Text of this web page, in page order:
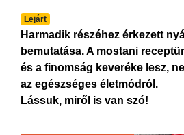
Lejárt
Harmadik részéhez érkezett
bemutatása. A mostani
és a finomság keveréke lesz,
az egészséges életmódról.
Lássuk, miről is van szó!